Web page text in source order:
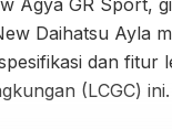
Agya GR Sport,
Daihatsu Ayla
dan fitur
(LCGC) ini.